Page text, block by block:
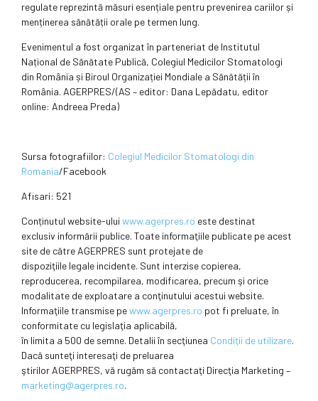
regulate reprezintă măsuri esențiale pentru prevenirea cariilor și
menținerea sănătății orale pe termen lung.
Evenimentul a fost organizat în parteneriat de Institutul
Național de Sănătate Publică, Colegiul Medicilor Stomatologi
din România și Biroul Organizației Mondiale a Sănătății în
România. AGERPRES/(AS – editor: Dana Lepădatu, editor
online: Andreea Preda)
Sursa fotografiilor: Colegiul Medicilor Stomatologi din
Romania/Facebook
Afisari: 521
Conținutul website-ului www.agerpres.ro este destinat
exclusiv informării publice. Toate informaţiile publicate pe acest
site de către AGERPRES sunt protejate de
dispoziţiile legale incidente. Sunt interzise copierea,
reproducerea, recompilarea, modificarea, precum şi orice
modalitate de exploatare a conţinutului acestui website.
Informaţiile transmise pewww.agerpres.ro pot fi preluate, în
conformitate cu legislaţia aplicabilă,
în limita a 500 de semne. Detalii în secţiunea Condiţii de utilizare.
Dacă sunteţi interesaţi de preluarea
ştirilor AGERPRES, vă rugăm să contactaţi Direcţia Marketing –
marketing@agerpres.ro.